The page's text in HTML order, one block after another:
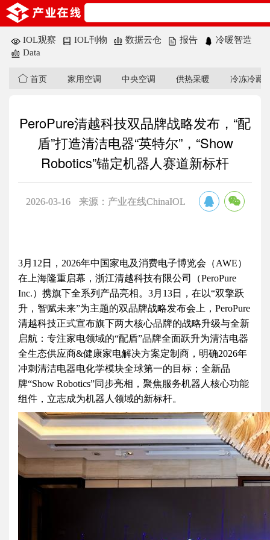
IOL观察 IOL刊物 数据云仓 报告
冷暖智造
Data
首页 家用空调 中央空调 供热采暖 冷冻冷藏
PeroPure清越科技双品牌战略发布，“配
盾”打造清洁电器“英特尔”，“Show
Robotics”锚定机器人赛道新标杆
2026-03-16 来源：产业在线ChinaIOL
3月12日，2026年中国家电及消费电子博览会（AWE）
在上海隆重启幕，浙江清越科技有限公司（PeroPure
Inc.）携旗下全系列产品亮相。3月13日，在以“双擎跃
升，智赋未来”为主题的双品牌战略发布会上，PeroPure
清越科技正式宣布旗下两大核心品牌的战略升级与全新
启航：专注家电领域的“配盾”品牌全面跃升为清洁电器
全生态供应商&健康家电解决方案定制商，明确2026年
冲刺清洁电器电化学模块全球第一的目标；全新品
牌“Show Robotics”同步亮相，聚焦服务机器人核心功能
组件，立志成为机器人领域的新标杆。